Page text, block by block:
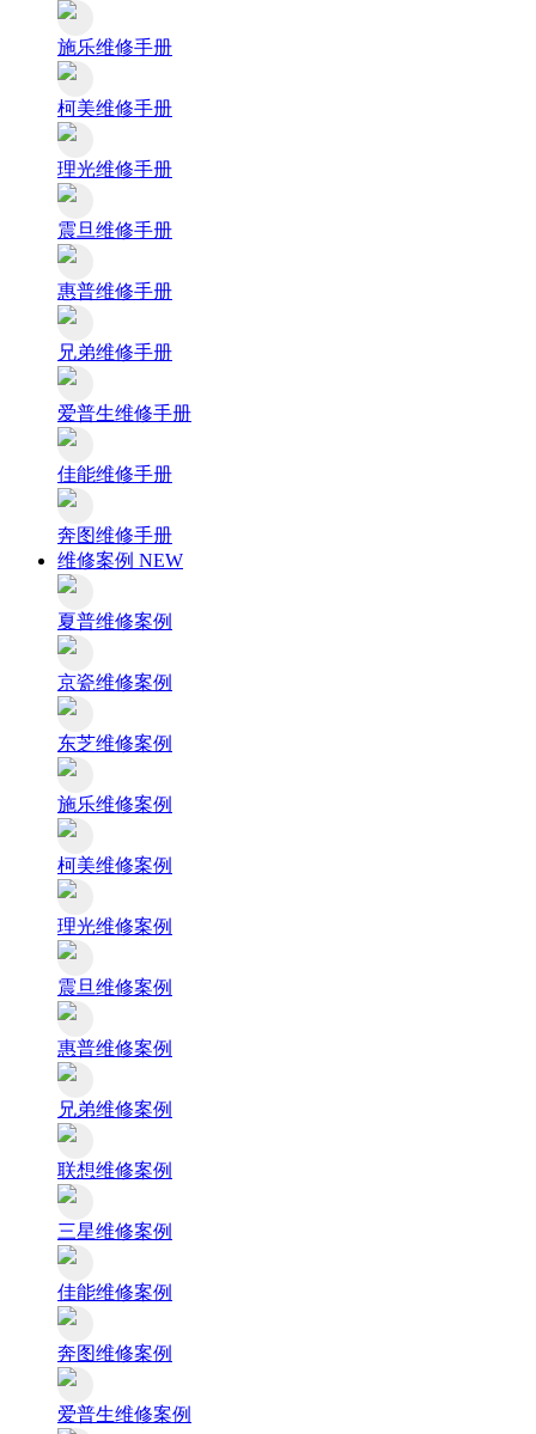
施乐维修手册
柯美维修手册
理光维修手册
震旦维修手册
惠普维修手册
兄弟维修手册
爱普生维修手册
佳能维修手册
奔图维修手册
维修案例 NEW
夏普维修案例
京瓷维修案例
东芝维修案例
施乐维修案例
柯美维修案例
理光维修案例
震旦维修案例
惠普维修案例
兄弟维修案例
联想维修案例
三星维修案例
佳能维修案例
奔图维修案例
爱普生维修案例